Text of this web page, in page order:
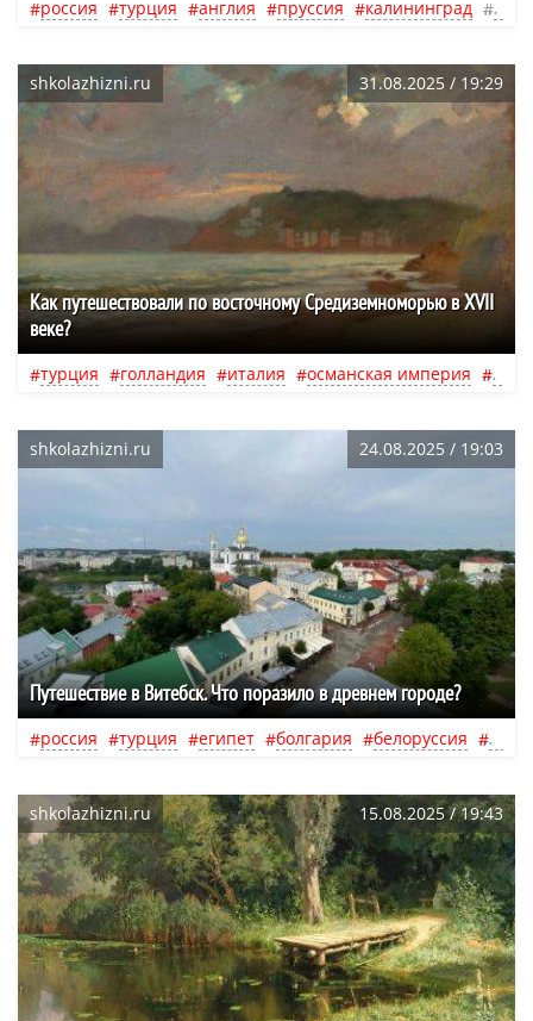
россия турция англия пруссия калининград
shkolazhizni.ru 31.08.2025 / 19:29
Как путешествовали по восточному Средиземноморью в XVII
веке?
турция голландия италия османская империя
shkolazhizni.ru 24.08.2025 / 19:03
Путешествие в Витебск. Что поразило в древнем городе?
россия турция египет болгария белоруссия
shkolazhizni.ru 15.08.2025 / 19:43